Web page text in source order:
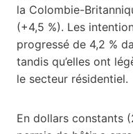
la Colombie-
(+4,5 %). Les
progressé de 4,2 %
tandis qu’elles ont
le secteur résidentiel.
En dollars constants